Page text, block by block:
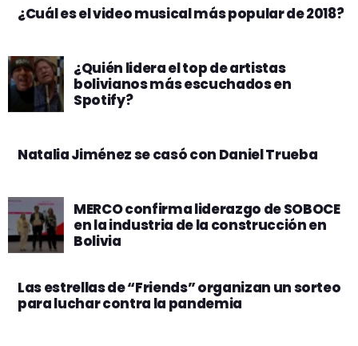
¿Cuál es el video musical más popular de 2018?
¿Quién lidera el top de artistas
bolivianos más escuchados en
Spotify?
Natalia Jiménez se casó con Daniel Trueba
MERCO confirma liderazgo de SOBOCE
en la industria de la construcción en
Bolivia
Las estrellas de “Friends” organizan un sorteo
para luchar contra la pandemia